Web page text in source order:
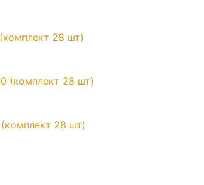
28 шт)
(комплект 28 шт)
28 шт)